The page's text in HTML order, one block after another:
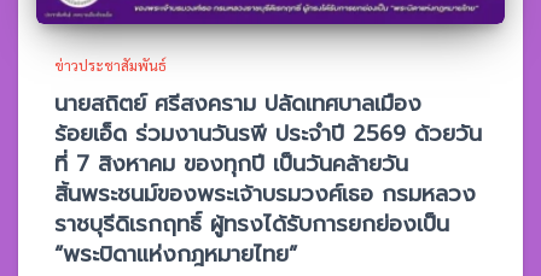
ข่าวประชาสัมพันธ์
นายสถิตย์ ศรีสงคราม ปลัดเทศบาลเมือง
ร้อยเอ็ด ร่วมงานวันรพี ประจำปี 2569 ด้วยวัน
ที่ 7 สิงหาคม ของทุกปี เป็นวันคล้ายวัน
สิ้นพระชนม์ของพระเจ้าบรมวงศ์เธอ กรมหลวง
ราชบุรีดิเรกฤทธิ์ ผู้ทรงได้รับการยกย่องเป็น
“พระบิดาแห่งกฎหมายไทย”